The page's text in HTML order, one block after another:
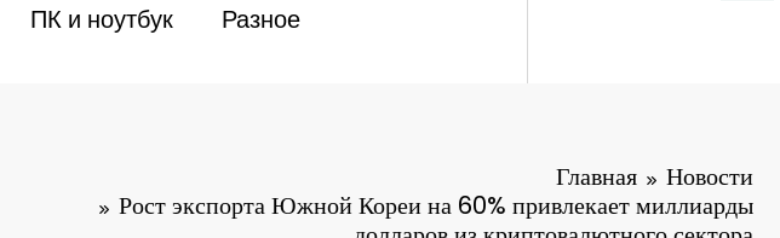
ПК и ноутбук Разное
Главная
Новости
Рост экспорта Южной Кореи на 60% привлекает миллиарды